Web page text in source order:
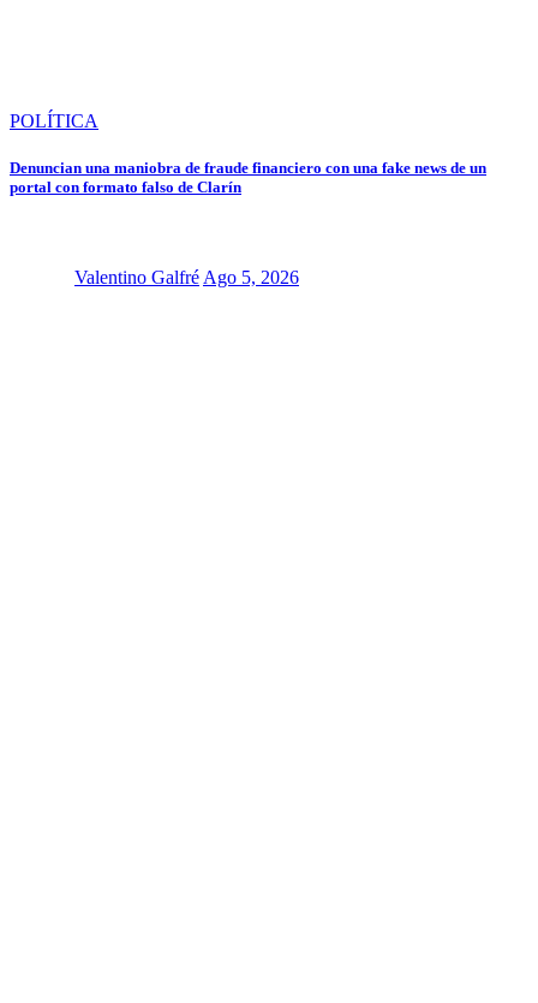
POLÍTICA
Denuncian una maniobra de fraude financiero con una fake news de un
portal con formato falso de Clarín
Valentino Galfré Ago 5, 2026